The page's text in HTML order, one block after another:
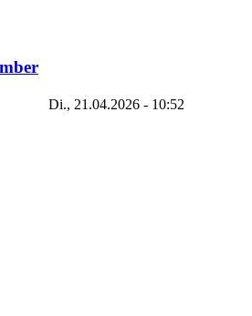
Di., 21.04.2026 - 10:52